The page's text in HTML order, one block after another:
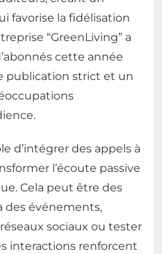
favorise la fidélisation
“GreenLiving” a
cette année
publication strict et un
d’intégrer des appels à
l’écoute passive
Cela peut être des
des événements,
sociaux ou tester
interactions renforcent